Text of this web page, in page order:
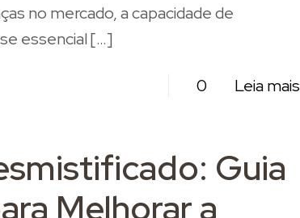
no mercado, a capacidade de
essencial[…]
0 Leia mais
Guia
Melhorar a